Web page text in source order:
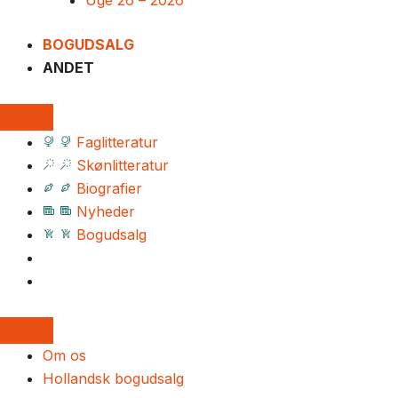
BOGUDSALG
ANDET
Faglitteratur
Skønlitteratur
Biografier
Nyheder
Bogudsalg
Om os
Hollandsk bogudsalg